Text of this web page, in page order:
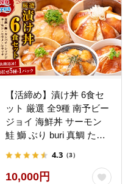
【活締め】漬け丼 6食セ
ット 厳選 全9種 南予ビー
ジョイ 海鮮丼 サーモン
鮭 鰤 ぶり buri 真鯛 たい
縞鯵ヒラメ ヒラマサ
D010-150005
4.3 （3）
10,000円